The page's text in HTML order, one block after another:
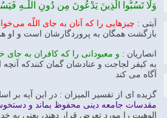
وَلَا تَسُبُّوا الَّذِينَ يَدْعُونَ مِن دُونِ اللَّـهِ
آیتی : چيزهايى را كه آنان به جاى اللّه
بازگشت همگان به پروردگارشان است و او
انصاریان : و معبودانی را که کافران به جای
به کیفر لجاجت و عنادشان گمان کنندکه
آگاه می کند
گزیده ای از تفسیر المیزان : در این آیه
مقدسات جامعه دینی محفوظ بماند و
الوهیت را مورد تعرض قرار دهند، یعنی